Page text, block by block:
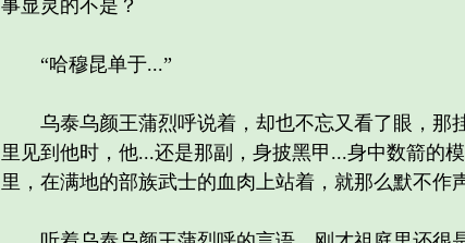
事显灵的不是？
“哈穆昆单于...”
乌泰乌颜王蒲烈呼说着，却也不忘又看了眼，那
里见到他时，他...还是那副，身披黑甲...身中数箭的
里，在满地的部族武士的血肉上站着，就那么默不作